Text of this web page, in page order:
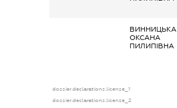
ВИННИЦЬКА
ОКСАНА
ПИЛИПІВНА
dossier.declarations.license_1
dossier.declarations.license_2